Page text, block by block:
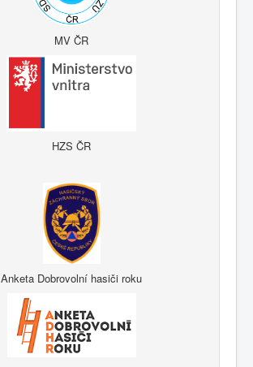
MV ČR
HZS ČR
Anketa Dobrovolní hasiči roku